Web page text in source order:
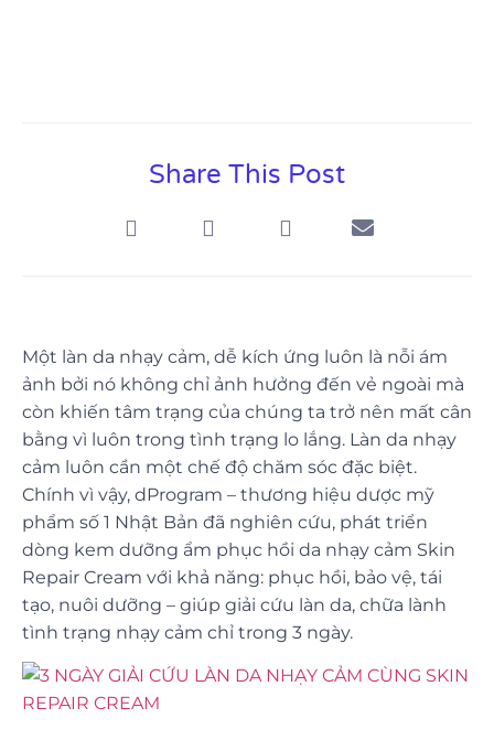
Share This Post
Một làn da nhạy cảm, dễ kích ứng luôn là nỗi ám
ảnh bởi nó không chỉ ảnh hưởng đến vẻ ngoài mà
còn khiến tâm trạng của chúng ta trở nên mất cân
bằng vì luôn trong tình trạng lo lắng. Làn da nhạy
cảm luôn cần một chế độ chăm sóc đặc biệt.
Chính vì vậy, dProgram – thương hiệu dược mỹ
phẩm số 1 Nhật Bản đã nghiên cứu, phát triển
dòng kem dưỡng ẩm phục hồi da nhạy cảm Skin
Repair Cream với khả năng: phục hồi, bảo vệ, tái
tạo, nuôi dưỡng – giúp giải cứu làn da, chữa lành
tình trạng nhạy cảm chỉ trong 3 ngày.